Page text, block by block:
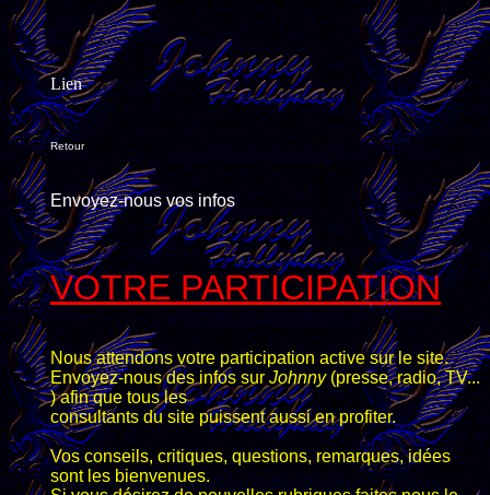
Lien
Retour
Envoyez-nous vos infos
VOTRE PARTICIPATION
Nous attendons votre participation active sur le site.
Envoyez-nous des infos surJohnny(presse, radio, TV...
) afin que tous les
consultants du site puissent aussi en profiter.
Vos conseils, critiques, questions, remarques, idées
sont les bienvenues.